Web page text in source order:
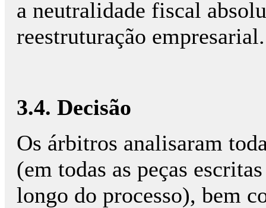
a neutralidade fiscal
reestruturação empresarial.
3.4. Decisão
Os árbitros analisaram
(em todas as peças
longo do processo), bem